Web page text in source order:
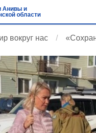
Анивы и
области
вокруг нас